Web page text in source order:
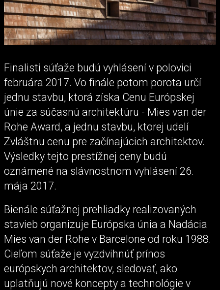
Finalisti súťaže budú vyhlásení v polovici
februára 2017. Vo finále potom porota určí
jednu stavbu, ktorá získa Cenu Európskej
únie za súčasnú architektúru - Mies van der
Rohe Award, a jednu stavbu, ktorej udelí
Zvláštnu cenu pre začínajúcich architektov.
Výsledky tejto prestížnej ceny budú
oznámené na slávnostnom vyhlásení 26.
mája 2017.
Bienále súťažnej prehliadky realizovaných
stavieb organizuje Európska únia a Nadácia
Mies van der Rohe v Barcelone od roku 1988.
Cieľom súťaže je vyzdvihnúť prínos
európskych architektov, sledovať, ako
uplatňujú nové koncepty a technológie v